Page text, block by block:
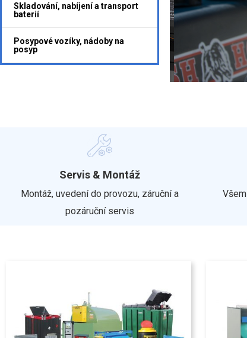
Skladování, nabíjení a transport
baterií
Posypové vozíky, nádoby na
posyp
Servis & Montáž
Montáž, uvedení do provozu, záruční a
pozáruční servis